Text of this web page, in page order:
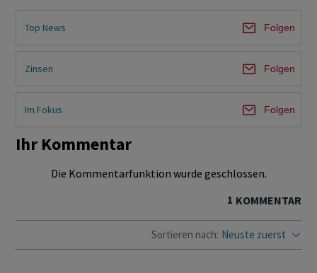
Top News Folgen
Zinsen Folgen
Im Fokus Folgen
Ihr Kommentar
Die Kommentarfunktion wurde geschlossen.
1 KOMMENTAR
Sortieren nach: Neuste zuerst